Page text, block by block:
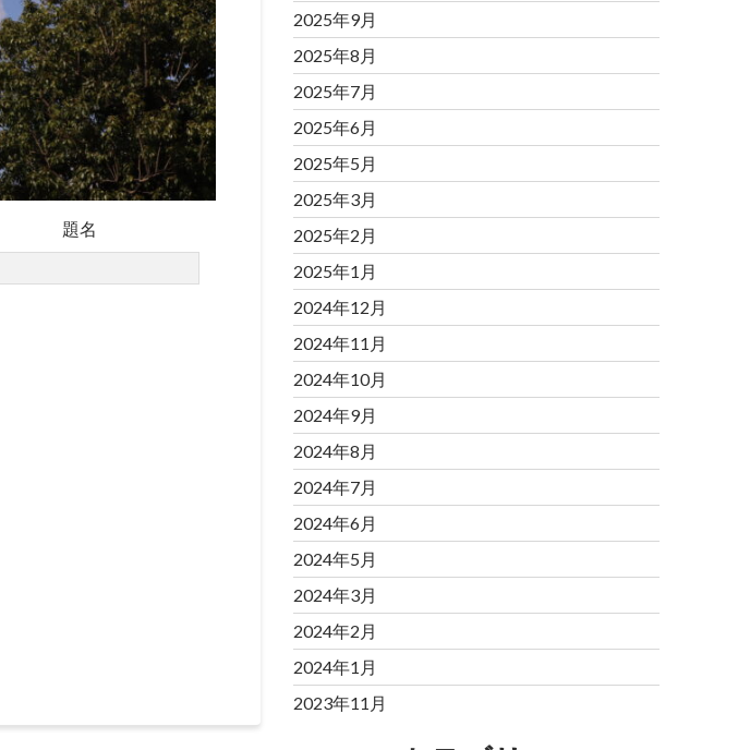
題名
2025年9月
2025年8月
2025年7月
2025年6月
2025年5月
2025年3月
2025年2月
2025年1月
2024年12月
2024年11月
2024年10月
2024年9月
2024年8月
2024年7月
2024年6月
2024年5月
2024年3月
2024年2月
2024年1月
2023年11月